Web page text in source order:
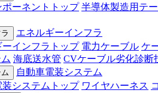
ポーネントトップ 半導体製造用テ
エネルギーインフラ
ーインフラトップ 電力ケーブル ケ
海底送水管 CVケーブル劣化診断
自動車電装システム
装システムトップ ワイヤハーネス